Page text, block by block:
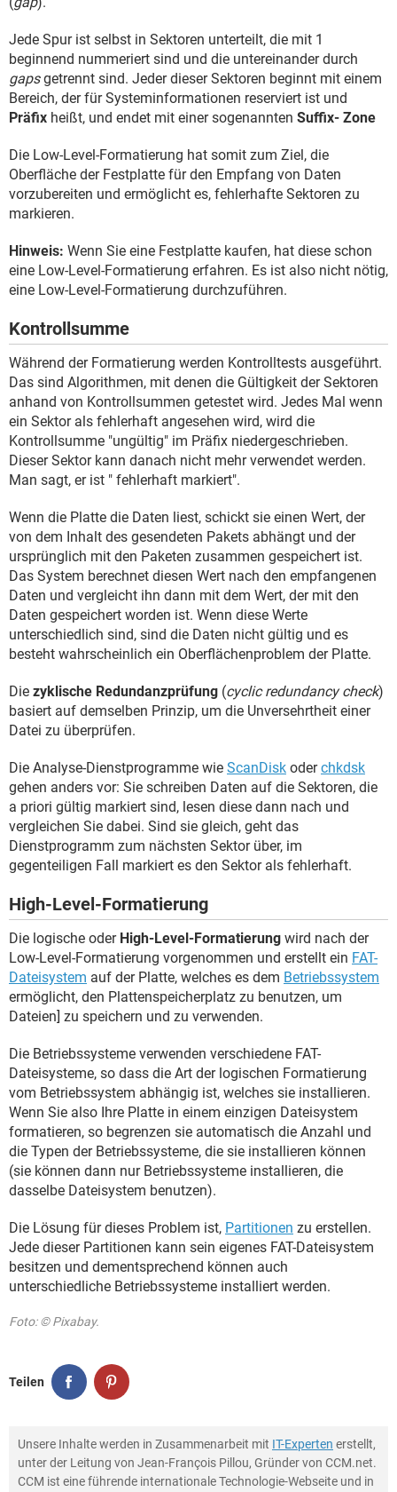
Jede Spur ist selbst in Sektoren unterteilt, die mit 1
beginnend nummeriert sind und die untereinander durch
gapsgetrennt sind. Jeder dieser Sektoren beginnt mit einem
Bereich, der für Systeminformationen reserviert ist und
Präfix heißt, und endet mit einer sogenannten Suffix- Zone
Die Low-Level-Formatierung hat somit zum Ziel, die
Oberfläche der Festplatte für den Empfang von Daten
vorzubereiten und ermöglicht es, fehlerhafte Sektoren zu
markieren.
Hinweis: Wenn Sie eine Festplatte kaufen, hat diese schon
eine Low-Level-Formatierung erfahren. Es ist also nicht nötig,
eine Low-Level-Formatierung durchzuführen.
Kontrollsumme
Während der Formatierung werden Kontrolltests ausgeführt.
Das sind Algorithmen, mit denen die Gültigkeit der Sektoren
anhand von Kontrollsummen getestet wird. Jedes Mal wenn
ein Sektor als fehlerhaft angesehen wird, wird die
Kontrollsumme "ungültig" im Präfix niedergeschrieben.
Dieser Sektor kann danach nicht mehr verwendet werden.
Man sagt, er ist " fehlerhaft markiert".
Wenn die Platte die Daten liest, schickt sie einen Wert, der
von dem Inhalt des gesendeten Pakets abhängt und der
ursprünglich mit den Paketen zusammen gespeichert ist.
Das System berechnet diesen Wert nach den empfangenen
Daten und vergleicht ihn dann mit dem Wert, der mit den
Daten gespeichert worden ist. Wenn diese Werte
unterschiedlich sind, sind die Daten nicht gültig und es
besteht wahrscheinlich ein Oberflächenproblem der Platte.
Die zyklische Redundanzprüfung (cyclic redundancy check)
basiert auf demselben Prinzip, um die Unversehrtheit einer
Datei zu überprüfen.
Die Analyse-Dienstprogramme wie ScanDisk oderchkdsk
gehen anders vor: Sie schreiben Daten auf die Sektoren, die
a priori gültig markiert sind, lesen diese dann nach und
vergleichen Sie dabei. Sind sie gleich, geht das
Dienstprogramm zum nächsten Sektor über, im
gegenteiligen Fall markiert es den Sektor als fehlerhaft.
High-Level-Formatierung
Die logische oder High-Level-Formatierung wird nach der
Low-Level-Formatierung vorgenommen und erstellt ein FAT-
Dateisystem auf der Platte, welches es dem Betriebssystem
ermöglicht, den Plattenspeicherplatz zu benutzen, um
Dateien] zu speichern und zu verwenden.
Die Betriebssysteme verwenden verschiedene FAT-
Dateisysteme, so dass die Art der logischen Formatierung
vom Betriebssystem abhängig ist, welches sie installieren.
Wenn Sie also Ihre Platte in einem einzigen Dateisystem
formatieren, so begrenzen sie automatisch die Anzahl und
die Typen der Betriebssysteme, die sie installieren können
(sie können dann nur Betriebssysteme installieren, die
dasselbe Dateisystem benutzen).
Die Lösung für dieses Problem ist, Partitionen zu erstellen.
Jede dieser Partitionen kann sein eigenes FAT-Dateisystem
besitzen und dementsprechend können auch
unterschiedliche Betriebssysteme installiert werden.
Foto: © Pixabay.
Teilen
Unsere Inhalte werden in Zusammenarbeit mit IT-Experten erstellt,
unter der Leitung von Jean-François Pillou, Gründer von CCM.net.
CCM ist eine führende internationale Technologie-Webseite und in